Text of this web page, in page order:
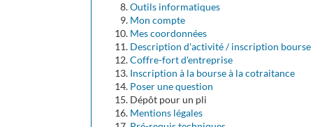
Outils informatiques
Mon compte
Mes coordonnées
Description d'activité / inscription bourse
Coffre-fort d'entreprise
Inscription à la bourse à la cotraitance
Poser une question
Dépôt pour un pli
Mentions légales